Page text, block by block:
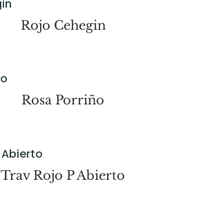
Rojo Cehegin
Rosa Porriño
Trav Rojo P Abierto